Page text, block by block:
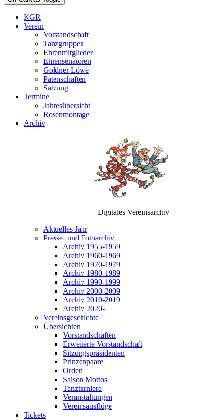
KGR
Verein
Vorstandschaft
Tanzgruppen
Ehrenmitglieder
Ehrensenatoren
Goldner Löwe
Patenschaften
Satzung
Termine
Jahresübersicht
Rosenmontage
Archiv
Digitales Vereinsarchiv
Aktuelles Jahr
Presse- und Fotoarchiv
Archiv 1955-1959
Archiv 1960-1969
Archiv 1970-1979
Archiv 1980-1989
Archiv 1990-1999
Archiv 2000-2009
Archiv 2010-2019
Archiv 2020-
Vereinsgeschichte
Übersichten
Vorstandschaften
Erweiterte Vorstandschaft
Sitzungspräsidenten
Prinzenpaare
Orden
Saison Mottos
Tanzturniere
Veranstaltungen
Vereinsausflüge
Tickets